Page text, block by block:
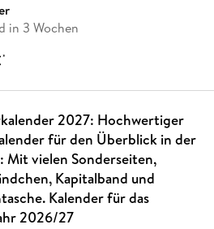
in 3 Wochen
*
2027: Hochwertiger
für den Überblick in der
Mit vielen Sonderseiten,
Kapitalband und
Kalender für das
2026/27